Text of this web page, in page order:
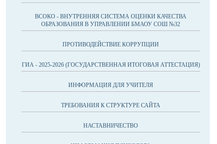
ВСОКО - ВНУТРЕННЯЯ СИСТЕМА ОЦЕНКИ КАЧЕСТВА
ОБРАЗОВАНИЯ В УПРАВЛЕНИИ БМАОУ СОШ №32
ПРОТИВОДЕЙСТВИЕ КОРРУПЦИИ
ГИА - 2025-2026 (ГОСУДАРСТВЕННАЯ ИТОГОВАЯ АТТЕСТАЦИЯ)
ИНФОРМАЦИЯ ДЛЯ УЧИТЕЛЯ
ТРЕБОВАНИЯ К СТРУКТУРЕ САЙТА
НАСТАВНИЧЕСТВО